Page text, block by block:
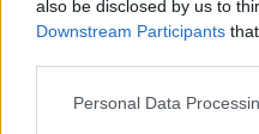
also be disclosed by us to
Downstream Participants
Please note that this
Personal Data
άτομο αποχώρησε λόγω